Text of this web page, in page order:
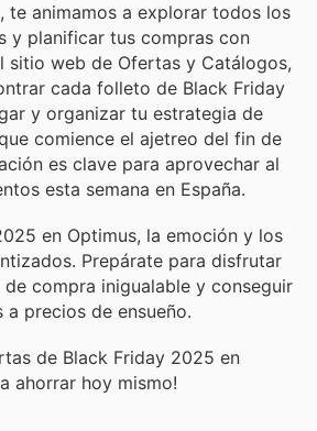
te animamos a explorar todos los
y planificar tus compras con
sitio web de Ofertas y Catálogos,
cada folleto de Black Friday
y organizar tu estrategia de
comience el ajetreo del fin de
es clave para aprovechar al
esta semana en España.
en Optimus, la emoción y los
Prepárate para disfrutar
compra inigualable y conseguir
precios de ensueño.
de Black Friday 2025 en
ahorrar hoy mismo!